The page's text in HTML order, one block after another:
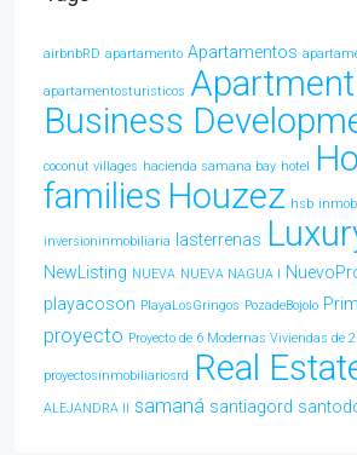
airbnbRD apartamento Apartamentos
apartamentosturisticos Apartment
Business
coconut villages hacienda samana bay hotel
families Houzez hsb
inversioninmobiliaria lasterrenas
NewListing NUEVA NUEVA NAGUA l
playacoson PlayaLosGringos PozadeBojolo
proyecto Proyecto de 6 Modernas Viviendas de 2
proyectosinmobiliariosrd Real
ALEJANDRA ll samaná santiagord